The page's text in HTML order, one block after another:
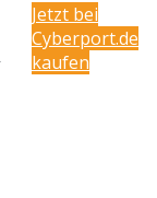
Jetzt bei
Cyberport.de
kaufen